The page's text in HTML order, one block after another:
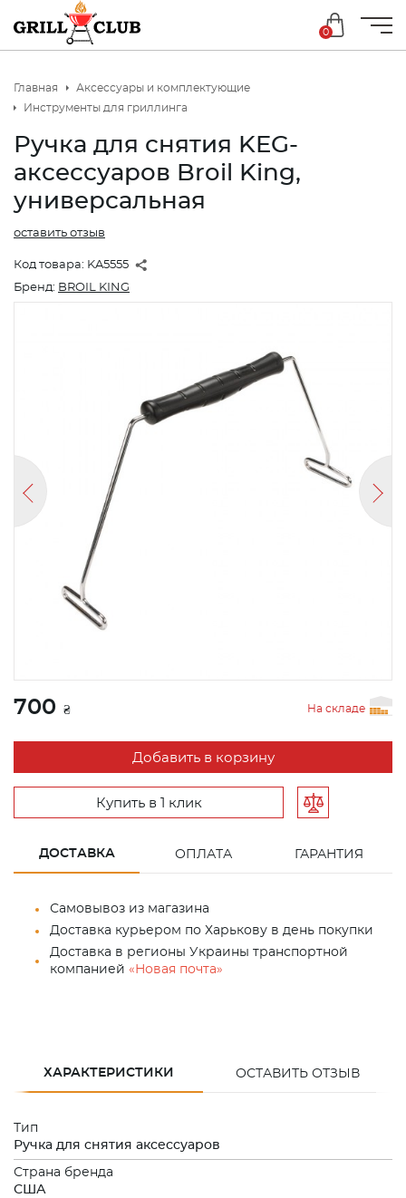
0
Главная
Аксессуары и комплектующие
Инструменты для гриллинга
Ручка для снятия KEG-
аксессуаров Broil King,
универсальная
Код товара: KA5555
оставить отзыв
Бренд: BROIL KING
700 ₴ На складе
Добавить в корзину
Купить в 1 клик
ДОСТАВКА ОПЛАТА ГАРАНТИЯ
Самовывоз из магазина
Доставка курьером по Харькову в день покупки
Доставка в регионы Украины транспортной
компанией «Новая почта»
ХАРАКТЕРИСТИКИ ОСТАВИТЬ ОТЗЫВ
Тип
Ручка для снятия аксессуаров
Страна бренда
США